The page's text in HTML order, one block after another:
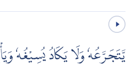
يَّتَجَرَّعُهٗ وَلَا يَكَادُ يُسِيْغُهٗ